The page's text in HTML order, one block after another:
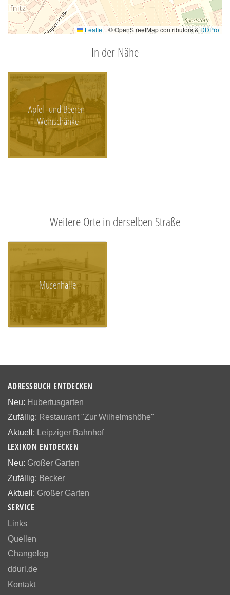
Leaflet | © OpenStreetMap contributors &DDPro
In der Nähe
Apfel- und Beeren-
Weinschänke
Weitere Orte in derselben Straße
Musenhalle
ADRESSBUCH ENTDECKEN
Neu: Hubertusgarten
Zufällig: Restaurant "Zur Wilhelmshöhe"
Aktuell: Leipziger Bahnhof
LEXIKON ENTDECKEN
Neu: Großer Garten
Zufällig: Becker
Aktuell: Großer Garten
SERVICE
Links
Quellen
Changelog
ddurl.de
Kontakt